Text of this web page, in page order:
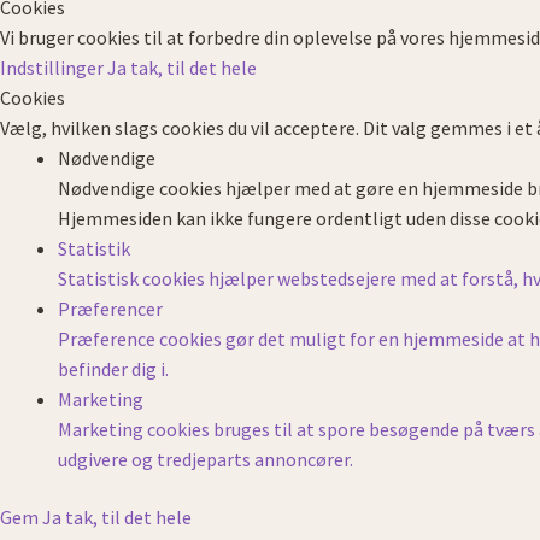
Cookies
Vi bruger cookies til at forbedre din oplevelse på vores
IndstillingerJa tak, til det hele
Cookies
Vælg, hvilken slags cookies du vil acceptere. Dit valg gemmes i et
Nødvendige
Nødvendige cookies hjælper med at gøre en
Hjemmesiden kan ikke fungere ordentligt uden disse
Statistik
Statistisk cookies hjælper webstedsejere med at forstå,
Præferencer
Præference cookies gør det muligt for en hjemmeside at
befinder dig i.
Marketing
Marketing cookies bruges til at spore besøgende på
udgivere og tredjeparts annoncører.
Gem Ja tak, til det hele